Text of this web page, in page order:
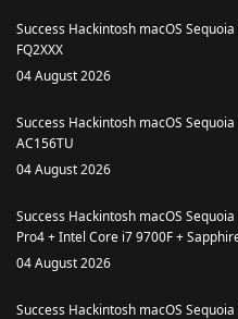
Success Hackintosh macOS
FQ2XXX
04 August 2026
Success Hackintosh macOS
AC156TU
04 August 2026
Success Hackintosh macOS
Pro4 + Intel Core i7 9700F +
04 August 2026
Success Hackintosh macOS